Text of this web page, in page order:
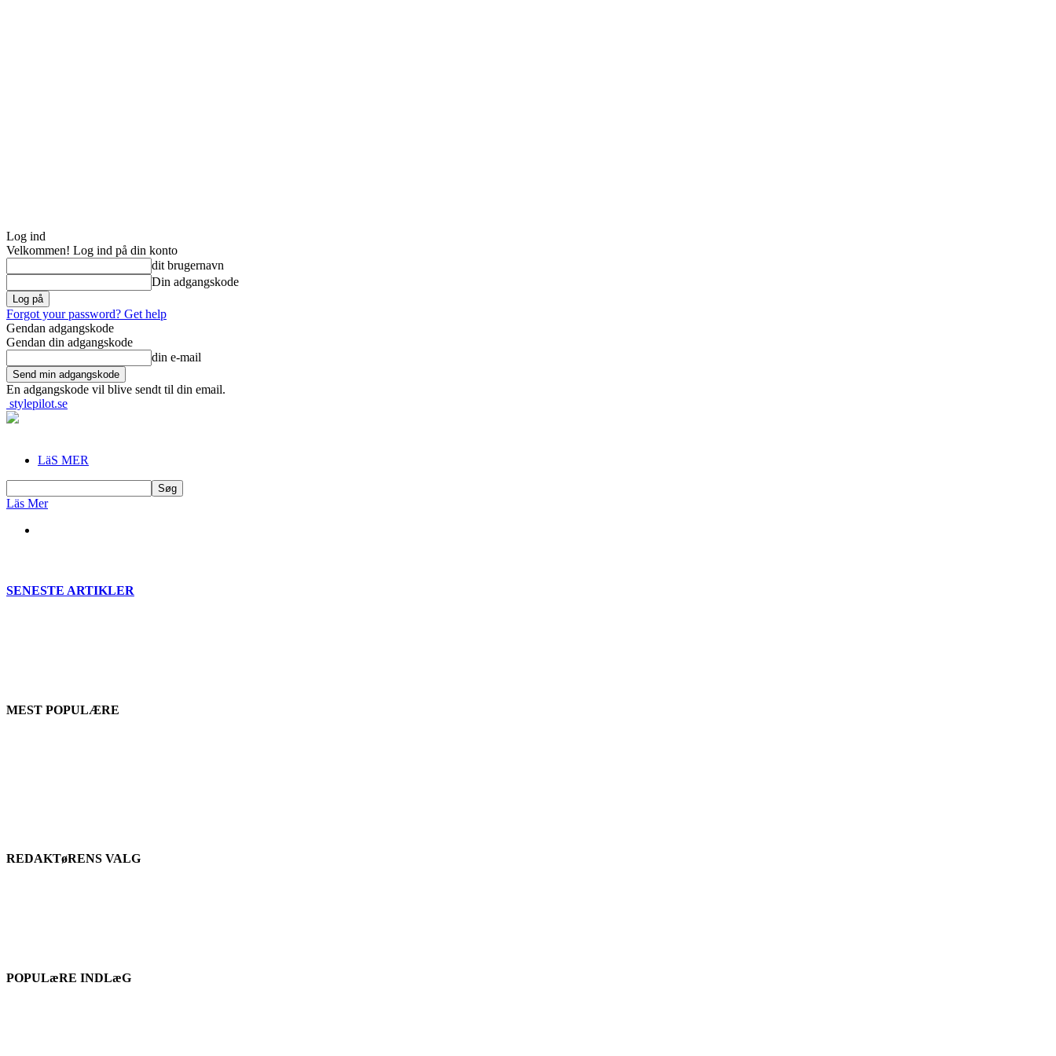
Log ind
Velkommen! Log ind på din konto
dit brugernavn
Din adgangskode
Forgot your password? Get help
Gendan adgangskode
Gendan din adgangskode
din e-mail
En adgangskode vil blive sendt til din email.
stylepilot.se
LäS MER
Läs Mer
SENESTE ARTIKLER
MEST POPULÆRE
REDAKTøRENS VALG
POPULæRE INDLæG